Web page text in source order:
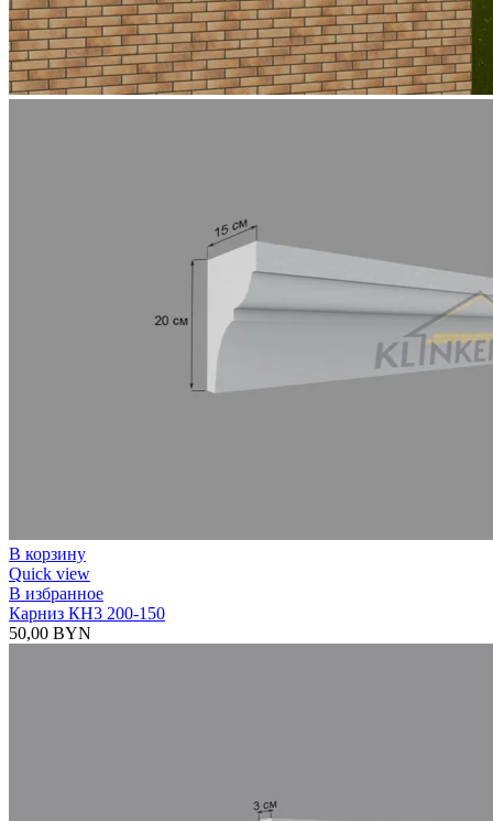
В корзину
Quick view
В избранное
Карниз КН3 200-150
50,00 BYN